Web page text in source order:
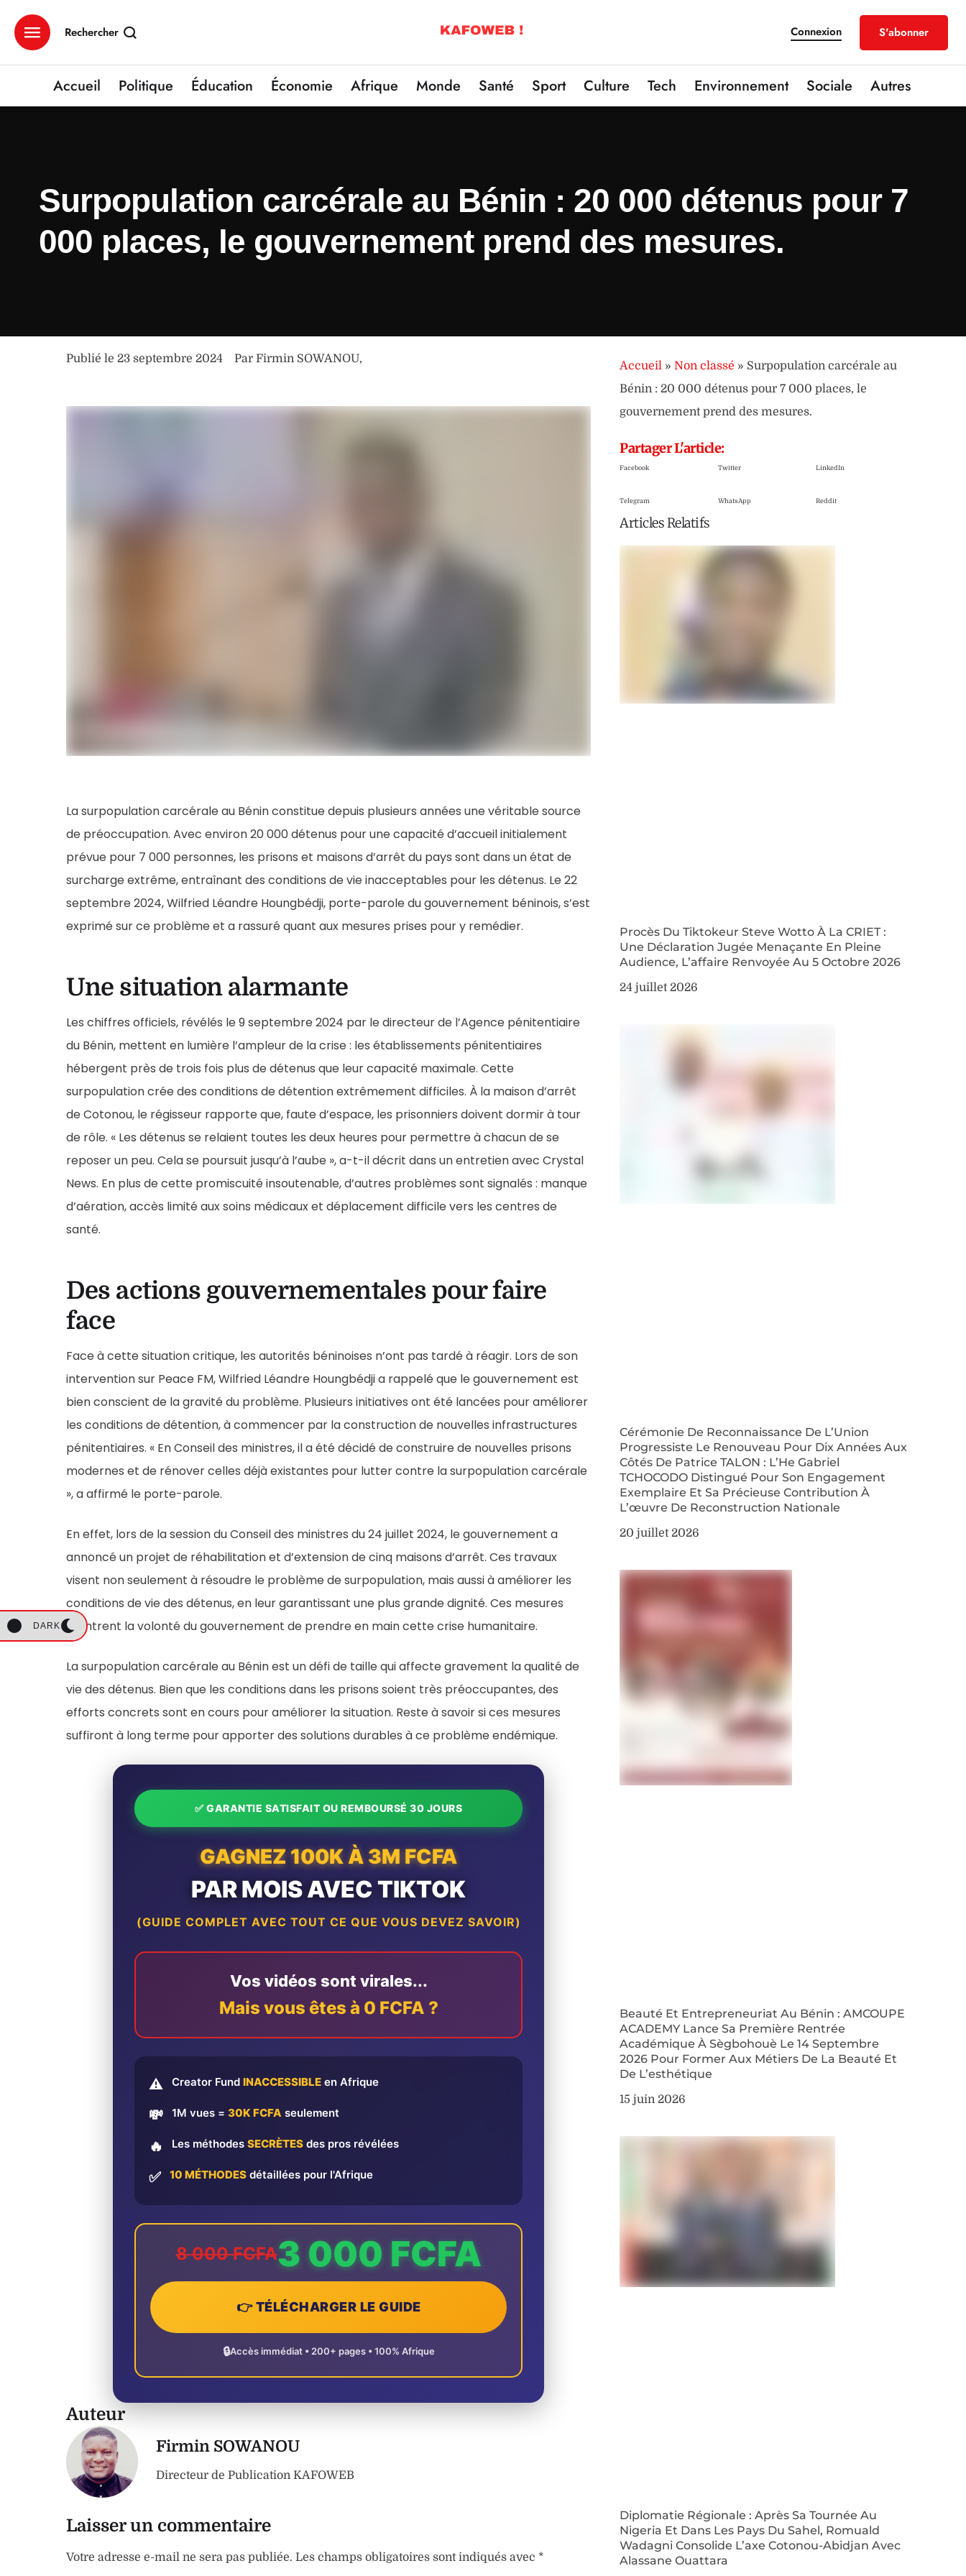
Rechercher Connexion S'abonner
Accueil Politique Éducation Économie Afrique Monde Santé Sport Culture Tech Environnement Sociale Autres
DARK
Surpopulation carcérale au Bénin : 20 000 détenus pour 7
000 places, le gouvernement prend des mesures.
Publié le 23 septembre 2024 Par Firmin SOWANOU,
La surpopulation carcérale au Bénin constitue depuis plusieurs années une véritable source
de préoccupation. Avec environ 20 000 détenus pour une capacité d’accueil initialement
prévue pour 7 000 personnes, les prisons et maisons d’arrêt du pays sont dans un état de
surcharge extrême, entraînant des conditions de vie inacceptables pour les détenus. Le 22
septembre 2024, Wilfried Léandre Houngbédji, porte-parole du gouvernement béninois, s’est
exprimé sur ce problème et a rassuré quant aux mesures prises pour y remédier.
Une situation alarmante
Les chiffres officiels, révélés le 9 septembre 2024 par le directeur de l’Agence pénitentiaire
du Bénin, mettent en lumière l’ampleur de la crise : les établissements pénitentiaires
hébergent près de trois fois plus de détenus que leur capacité maximale. Cette
surpopulation crée des conditions de détention extrêmement difficiles. À la maison d’arrêt
de Cotonou, le régisseur rapporte que, faute d’espace, les prisonniers doivent dormir à tour
de rôle. « Les détenus se relaient toutes les deux heures pour permettre à chacun de se
reposer un peu. Cela se poursuit jusqu’à l’aube », a-t-il décrit dans un entretien avec Crystal
News. En plus de cette promiscuité insoutenable, d’autres problèmes sont signalés : manque
d’aération, accès limité aux soins médicaux et déplacement difficile vers les centres de
santé.
Des actions gouvernementales pour faire
face
Face à cette situation critique, les autorités béninoises n’ont pas tardé à réagir. Lors de son
intervention sur Peace FM, Wilfried Léandre Houngbédji a rappelé que le gouvernement est
bien conscient de la gravité du problème. Plusieurs initiatives ont été lancées pour améliorer
les conditions de détention, à commencer par la construction de nouvelles infrastructures
pénitentiaires. « En Conseil des ministres, il a été décidé de construire de nouvelles prisons
modernes et de rénover celles déjà existantes pour lutter contre la surpopulation carcérale
», a affirmé le porte-parole.
En effet, lors de la session du Conseil des ministres du 24 juillet 2024, le gouvernement a
annoncé un projet de réhabilitation et d’extension de cinq maisons d’arrêt. Ces travaux
visent non seulement à résoudre le problème de surpopulation, mais aussi à améliorer les
conditions de vie des détenus, en leur garantissant une plus grande dignité. Ces mesures
montrent la volonté du gouvernement de prendre en main cette crise humanitaire.
La surpopulation carcérale au Bénin est un défi de taille qui affecte gravement la qualité de
vie des détenus. Bien que les conditions dans les prisons soient très préoccupantes, des
efforts concrets sont en cours pour améliorer la situation. Reste à savoir si ces mesures
suffiront à long terme pour apporter des solutions durables à ce problème endémique.
✅ GARANTIE SATISFAIT OU REMBOURSÉ 30 JOURS
GAGNEZ 100K À 3M FCFA
PAR MOIS AVEC TIKTOK
(GUIDE COMPLET AVEC TOUT CE QUE VOUS DEVEZ SAVOIR)
Vos vidéos sont virales...
Mais vous êtes à 0 FCFA ?
⚠️ Creator Fund INACCESSIBLE en Afrique
💸 1M vues = 30K FCFA seulement
🔥 Les méthodes SECRÈTES des pros révélées
✅ 10 MÉTHODES détaillées pour l'Afrique
8 000 FCFA3 000 FCFA
👉 TÉLÉCHARGER LE GUIDE
🔒Accès immédiat • 200+ pages • 100% Afrique
Auteur
Firmin SOWANOU
Directeur de Publication KAFOWEB
Laisser un commentaire
Votre adresse e-mail ne sera pas publiée. Les champs obligatoires sont indiqués avec *
Accueil » Non classé » Surpopulation carcérale au
Bénin : 20 000 détenus pour 7 000 places, le
gouvernement prend des mesures.
Partager L'article:
Facebook Twitter LinkedIn
Telegram WhatsApp Reddit
Articles Relatifs
Procès Du Tiktokeur Steve Wotto À La CRIET :
Une Déclaration Jugée Menaçante En Pleine
Audience, L’affaire Renvoyée Au 5 Octobre 2026
24 juillet 2026
Cérémonie De Reconnaissance De L’Union
Progressiste Le Renouveau Pour Dix Années Aux
Côtés De Patrice TALON : L’He Gabriel
TCHOCODO Distingué Pour Son Engagement
Exemplaire Et Sa Précieuse Contribution À
L’œuvre De Reconstruction Nationale
20 juillet 2026
Beauté Et Entrepreneuriat Au Bénin : AMCOUPE
ACADEMY Lance Sa Première Rentrée
Académique À Sègbohouè Le 14 Septembre
2026 Pour Former Aux Métiers De La Beauté Et
De L’esthétique
15 juin 2026
Diplomatie Régionale : Après Sa Tournée Au
Nigeria Et Dans Les Pays Du Sahel, Romuald
Wadagni Consolide L’axe Cotonou-Abidjan Avec
Alassane Ouattara